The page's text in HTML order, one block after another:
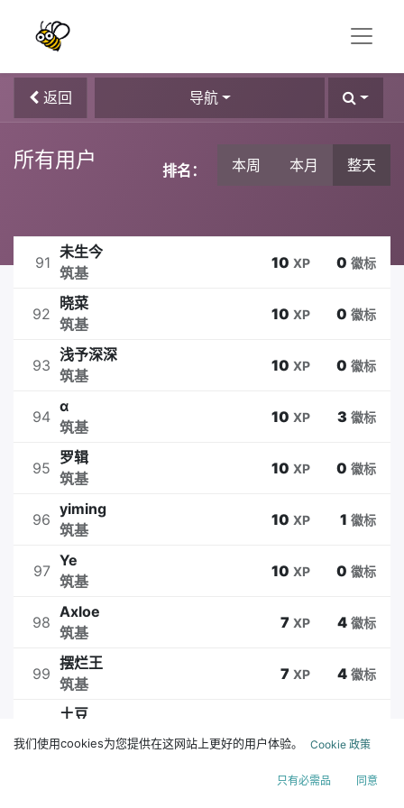
返回 导航
所有用户 排名： 本周 本月 整天
91
未生今
筑基
10 XP 0 徽标
92
晓菜
筑基
10 XP 0 徽标
93
浅予深深
筑基
10 XP 0 徽标
94
α
筑基
10 XP 3 徽标
95
罗辑
筑基
10 XP 0 徽标
96
yiming
筑基
10 XP 1 徽标
97
Ye
筑基
10 XP 0 徽标
98
Axloe
筑基
7 XP 4 徽标
99
摆烂王
筑基
7 XP 4 徽标
土豆
筑基
7 XP 徽标
我们使用cookies为您提供在这网站上更好的用户体验。 Cookie 政策
只有必需品 同意